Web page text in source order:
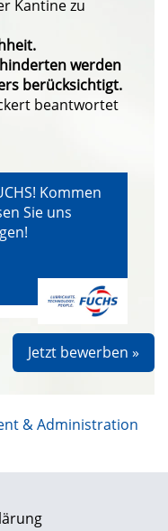
Kantine zu
werden
berücksichtigt.
beantwortet
Kommen
Sie uns
Jetzt bewerben »
& Administration